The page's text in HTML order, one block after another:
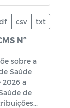
csv txt
Nº
sobre a
Saúde
2026 a
de